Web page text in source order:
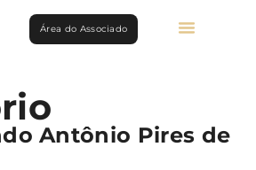
Área do Associado
Antônio Pires de